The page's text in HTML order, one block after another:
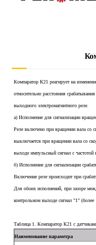
Компаратор К21 реагирует на
относительно расстояния
выходного электромагнитного реле.
а) Исполнение для сигнализации
Реле включено при вращении вала со
выключается при вращении вала со
выходе импульсный сигнал с частотой
б) Исполнение для сигнализации
Включение реле происходит при
Для обоих исполнений, при зазоре
контрольном выходе сигнал "1"
Таблица 1. Компаратор К21 с
Наименование параметра